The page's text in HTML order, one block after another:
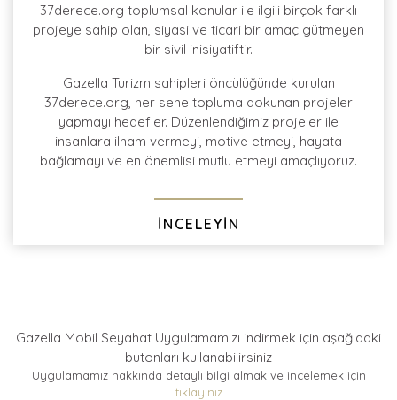
37derece.org toplumsal konular ile ilgili birçok farklı
projeye sahip olan, siyasi ve ticari bir amaç gütmeyen
bir sivil inisiyatiftir.
Gazella Turizm sahipleri öncülüğünde kurulan
37derece.org, her sene topluma dokunan projeler
yapmayı hedefler. Düzenlendiğimiz projeler ile
insanlara ilham vermeyi, motive etmeyi, hayata
bağlamayı ve en önemlisi mutlu etmeyi amaçlıyoruz.
İNCELEYİN
Gazella Mobil Seyahat Uygulamamızı indirmek için aşağıdaki
butonları kullanabilirsiniz
Uygulamamız hakkında detaylı bilgi almak ve incelemek için
tıklayınız